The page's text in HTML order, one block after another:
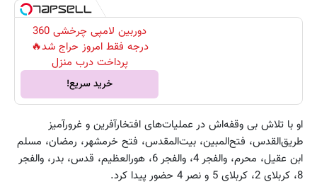
دوربین لامپی چرخشی 360
درجه فقط امروز حراج شد🔥
پرداخت درب منزل
خرید سریع!
او با تلاش بی وقفه‌اش در عملیات‌های افتخارآفرین و غرورآمیز
طریق‌القدس، فتح‌المبین، بیت‌المقدس، فتح خرمشهر، رمضان، مسلم
ابن عقیل، محرم، والفجر 4، والفجر 6، هورالعظیم، قدس، بدر، والفجر
8، کربلای 2، کربلای 5 و نصر 4 حضور پیدا کرد.